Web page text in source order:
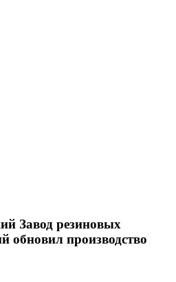
Завод резиновых
обновил производство